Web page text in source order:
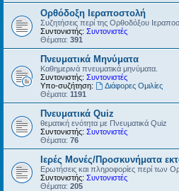
Ορθόδοξη Ιεραποστολή
Συζητήσεις περί της Ορθοδόξου
Συντονιστής: Συντονιστές
Θέματα: 391
Πνευματικά Μηνύματα
Καθημερινά πνευματικά μηνύματα.
Συντονιστής: Συντονιστές
Υπο-συζήτηση:
Διάφορες Ομιλίες
Θέματα: 1191
Πνευματικά Quiz
θεματική ενότητα με Πνευματικά Quiz
Συντονιστής: Συντονιστές
Θέματα: 76
Ιερές Μονές/Προσκυνήματα
Ερωτήσεις και πληροφορίες περί των
Συντονιστής: Συντονιστές
Θέματα: 205